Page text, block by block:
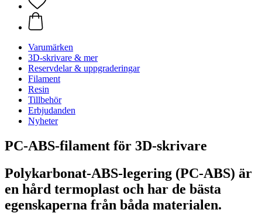
Varumärken
3D-skrivare & mer
Reservdelar & uppgraderingar
Filament
Resin
Tillbehör
Erbjudanden
Nyheter
PC-ABS-filament för 3D-skrivare
Polykarbonat-ABS-legering (PC-ABS) är
en hård termoplast och har de bästa
egenskaperna från båda materialen.